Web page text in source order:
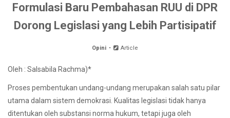
Formulasi Baru Pembahasan RUU di DPR
Dorong Legislasi yang Lebih Partisipatif
Opini Article
Oleh : Salsabila Rachma)*
Proses pembentukan undang-undang merupakan salah satu pilar
utama dalam sistem demokrasi. Kualitas legislasi tidak hanya
ditentukan oleh substansi norma hukum, tetapi juga oleh